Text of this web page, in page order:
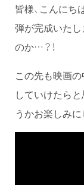
皆様、こんにち
弾が完成いたし
のか…？！
この先も映画
していけたら
うかお楽しみ